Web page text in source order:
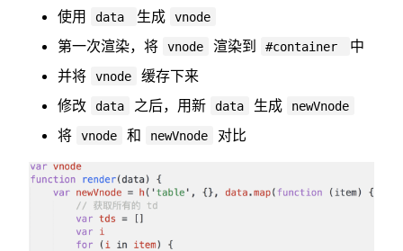
使用 data 生成 vnode
第一次渲染，将 vnode 渲染到 #container
中
并将
vnode
缓存下来
修改
data 之后，用新 data 生成 newVnode
将 vnode 和 newVnode 对比